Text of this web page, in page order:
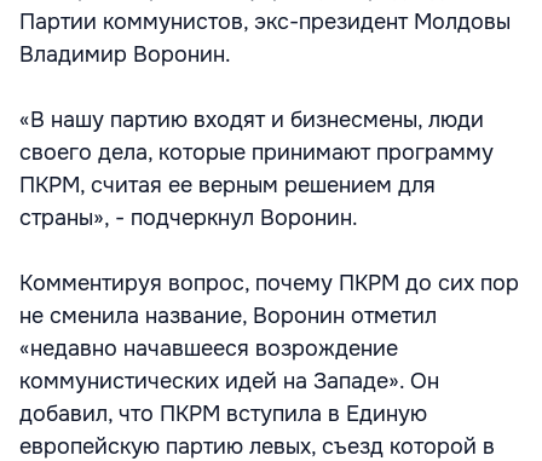
Партии коммунистов, экс-президент Молдовы
Владимир Воронин.
«В нашу партию входят и бизнесмены, люди
своего дела, которые принимают программу
ПКРМ, считая ее верным решением для
страны», - подчеркнул Воронин.
Комментируя вопрос, почему ПКРМ до сих пор
не сменила название, Воронин отметил
«недавно начавшееся возрождение
коммунистических идей на Западе». Он
добавил, что ПКРМ вступила в Единую
европейскую партию левых, съезд которой в